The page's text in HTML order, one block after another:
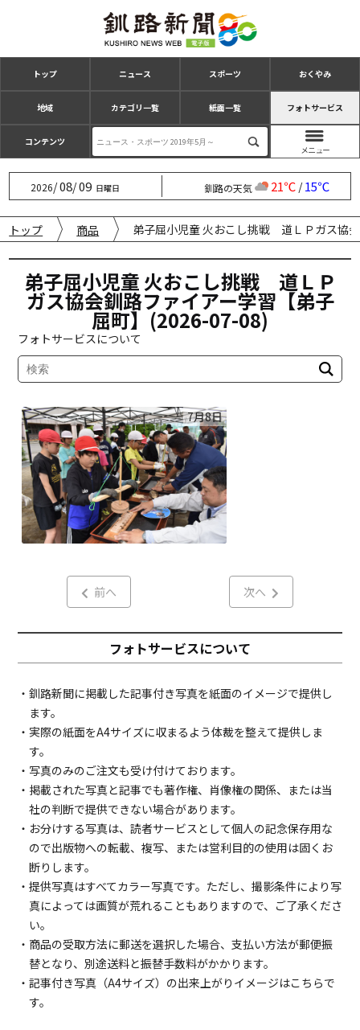
トップ ニュース スポーツ おくやみ
地域 カテゴリ一覧 紙面一覧 フォトサービス
コンテンツ
2026/08/09 日曜日 釧路の天気 21℃/15℃
トップ 商品 弟子屈小児童 火おこし挑戦 道ＬＰガス協
弟子屈小児童 火おこし挑戦 道ＬＰ
ガス協会釧路ファイアー学習【弟子
屈町】(2026-07-08)
フォトサービスについて
7月8日
前へ 次へ
フォトサービスについて
・釧路新聞に掲載した記事付き写真を紙面のイメージで提供し
ます。
・実際の紙面をA4サイズに収まるよう体裁を整えて提供しま
す。
・写真のみのご注文も受け付けております。
・掲載された写真と記事でも著作権、肖像権の関係、または当
社の判断で提供できない場合があります。
・お分けする写真は、読者サービスとして個人の記念保存用な
ので出版物への転載、複写、または営利目的の使用は固くお
断りします。
・提供写真はすべてカラー写真です。ただし、撮影条件により写
真によっては画質が荒れることもありますので、ご了承くださ
い。
・商品の受取方法に郵送を選択した場合、支払い方法が郵便振
替となり、別途送料と振替手数料がかかります。
・記事付き写真（A4サイズ）の出来上がりイメージはこちらで
す。